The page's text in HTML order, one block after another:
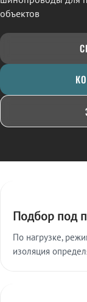
объектов
Подбор под
По нагрузке,
изоляция